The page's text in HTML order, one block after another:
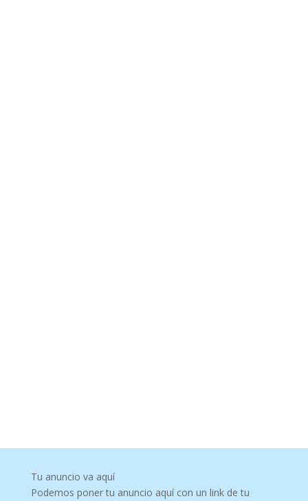
Tu anuncio va aquí
Podemos poner tu anuncio aquí con un link de tu